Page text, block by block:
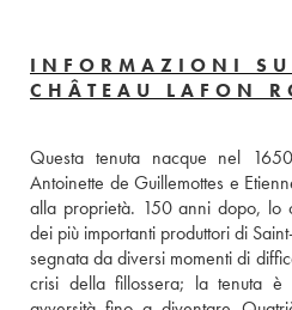
INFORMAZIONI
CHÂTEAU LAFON
Questa tenuta nacque nel
Antoinette de Guillemottes e
alla proprietà. 150 anni dopo, lo
dei più importanti produttori di
segnata da diversi momenti di
crisi della fillossera; la tenuta